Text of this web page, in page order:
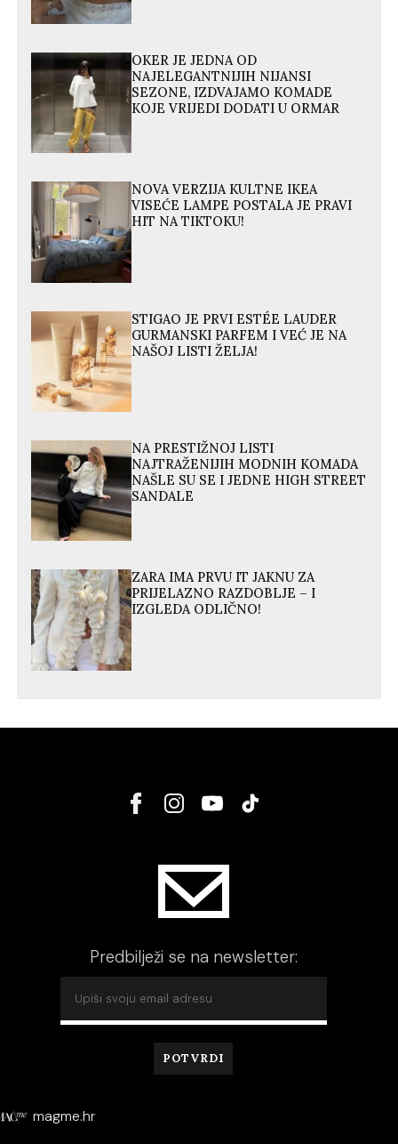
OKER JE JEDNA OD
NAJELEGANTNIJIH NIJANSI
SEZONE, IZDVAJAMO KOMADE
KOJE VRIJEDI DODATI U ORMAR
NOVA VERZIJA KULTNE IKEA
VISEĆE LAMPE POSTALA JE PRAVI
HIT NA TIKTOKU!
STIGAO JE PRVI ESTÉE LAUDER
GURMANSKI PARFEM I VEĆ JE NA
NAŠOJ LISTI ŽELJA!
NA PRESTIŽNOJ LISTI
NAJTRAŽENIJIH MODNIH KOMADA
NAŠLE SU SE I JEDNE HIGH STREET
SANDALE
ZARA IMA PRVU IT JAKNU ZA
PRIJELAZNO RAZDOBLJE – I
IZGLEDA ODLIČNO!
Predbilježi se na newsletter:
magme.hr